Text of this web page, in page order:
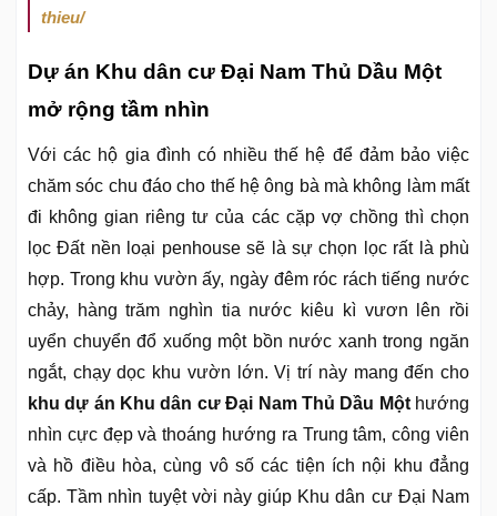
thieu/
Dự án Khu dân cư Đại Nam Thủ Dầu Một
mở rộng tầm nhìn
Với các hộ gia đình có nhiều thế hệ để đảm bảo việc
chăm sóc chu đáo cho thế hệ ông bà mà không làm mất
đi không gian riêng tư của các cặp vợ chồng thì chọn
lọc Đất nền loại penhouse sẽ là sự chọn lọc rất là phù
hợp. Trong khu vườn ấy, ngày đêm róc rách tiếng nước
chảy, hàng trăm nghìn tia nước kiêu kì vươn lên rồi
uyển chuyển đổ xuống một bồn nước xanh trong ngăn
ngắt, chạy dọc khu vườn lớn. Vị trí này mang đến cho
khu dự án Khu dân cư Đại Nam Thủ Dầu Mộthướng
nhìn cực đẹp và thoáng hướng ra Trung tâm, công viên
và hồ điều hòa, cùng vô số các tiện ích nội khu đẳng
cấp. Tầm nhìn tuyệt vời này giúp Khu dân cư Đại Nam